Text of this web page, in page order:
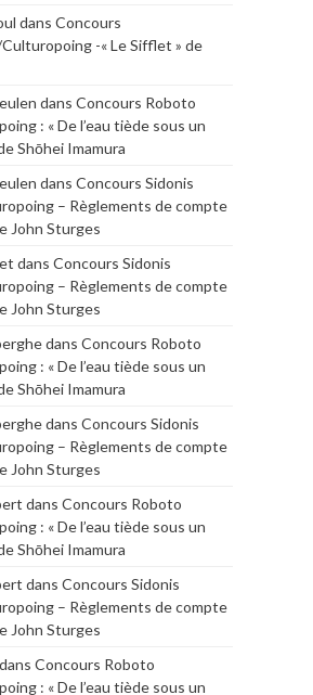
dans Concours
-« Le Sifflet » de
dans Concours Roboto
: « De l’eau tiède sous un
Shōhei Imamura
dans Concours Sidonis
– Règlements de compte
John Sturges
dans Concours Sidonis
– Règlements de compte
John Sturges
dans Concours Roboto
: « De l’eau tiède sous un
Shōhei Imamura
dans Concours Sidonis
– Règlements de compte
John Sturges
dans Concours Roboto
: « De l’eau tiède sous un
Shōhei Imamura
dans Concours Sidonis
– Règlements de compte
John Sturges
dans Concours Roboto
: « De l’eau tiède sous un